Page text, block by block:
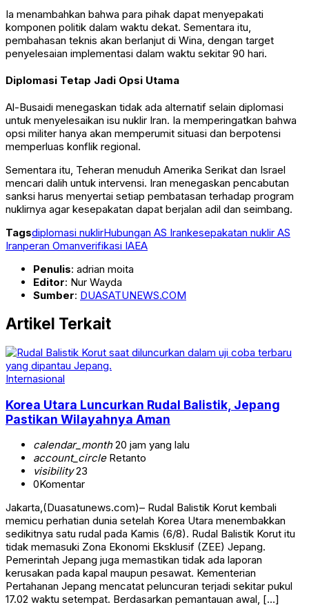
Ia menambahkan bahwa para pihak dapat menyepakati
komponen politik dalam waktu dekat. Sementara itu,
pembahasan teknis akan berlanjut di Wina, dengan target
penyelesaian implementasi dalam waktu sekitar 90 hari.
Diplomasi Tetap Jadi Opsi Utama
Al-Busaidi menegaskan tidak ada alternatif selain diplomasi
untuk menyelesaikan isu nuklir Iran. Ia memperingatkan bahwa
opsi militer hanya akan memperumit situasi dan berpotensi
memperluas konflik regional.
Sementara itu, Teheran menuduh Amerika Serikat dan Israel
mencari dalih untuk intervensi. Iran menegaskan pencabutan
sanksi harus menyertai setiap pembatasan terhadap program
nuklirnya agar kesepakatan dapat berjalan adil dan seimbang.
Tagsdiplomasi nuklirHubungan AS Irankesepakatan nuklir AS
Iranperan Omanverifikasi IAEA
Penulis: adrian moita
Editor: Nur Wayda
Sumber: DUASATUNEWS.COM
Artikel Terkait
Internasional
Korea Utara Luncurkan Rudal Balistik, Jepang
Pastikan Wilayahnya Aman
calendar_month20 jam yang lalu
account_circleRetanto
visibility23
0Komentar
Jakarta,(Duasatunews.com)– Rudal Balistik Korut kembali
memicu perhatian dunia setelah Korea Utara menembakkan
sedikitnya satu rudal pada Kamis (6/8). Rudal Balistik Korut itu
tidak memasuki Zona Ekonomi Eksklusif (ZEE) Jepang.
Pemerintah Jepang juga memastikan tidak ada laporan
kerusakan pada kapal maupun pesawat. Kementerian
Pertahanan Jepang mencatat peluncuran terjadi sekitar pukul
17.02 waktu setempat. Berdasarkan pemantauan awal, […]